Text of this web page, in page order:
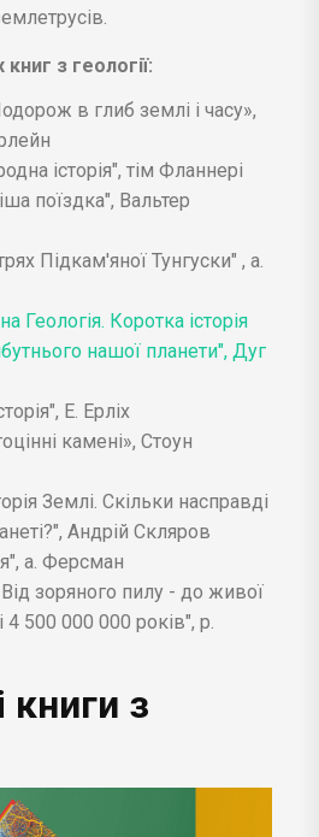
з геології:
в глиб землі і часу»,
історія", тім Фланнері
поїздка", Вальтер
Підкам'яної Тунгуски" , а.
Геологія. Коротка історія
нашої планети", Дуг
Е. Ерліх
камені», Стоун
Землі. Скільки насправді
Андрій Скляров
а. Ферсман
Від зоряного пилу - до живої
500 000 000 років", р.
з